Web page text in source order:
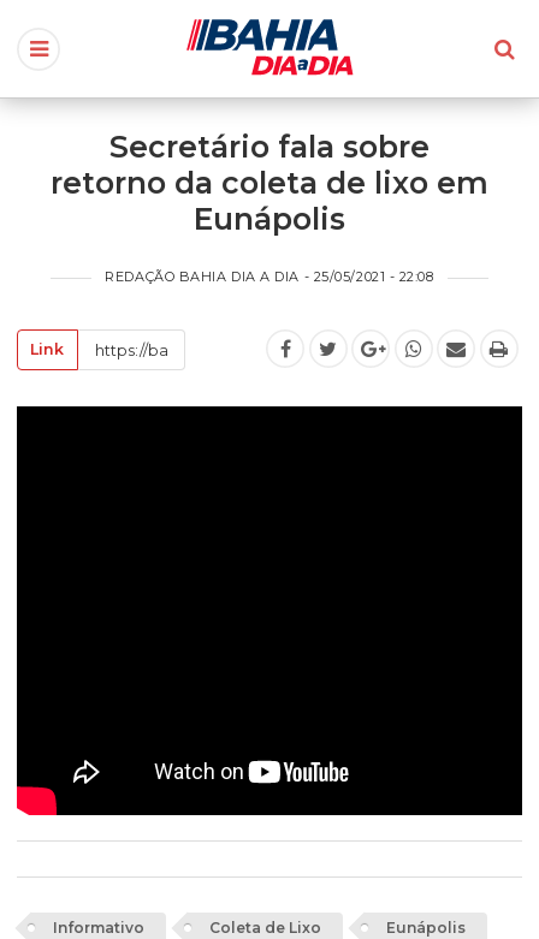
Secretário fala sobre
retorno da coleta de lixo em
Eunápolis
REDAÇÃO BAHIA DIA A DIA - 25/05/2021 - 22:08
Link
Informativo Coleta de Lixo Eunápolis